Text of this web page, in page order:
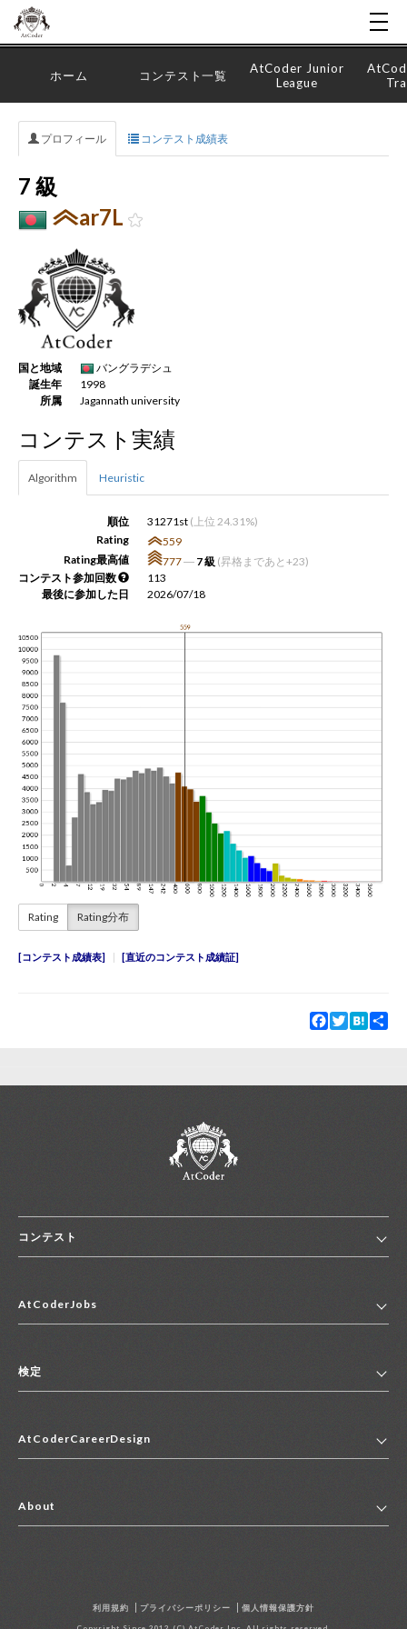
新規登録
ホーム コンテスト一覧
AtCoder Junior
League
プロフィール コンテスト成績表
7 級
ar7L
国と地域
バングラデシュ
誕生年
1998
所属
Jagannath university
コンテスト実績
Algorithm Heuristic
順位 31271st (上位 24.31%)
Rating
559
Rating最高値
777― 7 級 (昇格まであと+23)
コンテスト参加回数
113
最後に参加した日
2026/07/18
Rating Rating分布
コンテスト成績表 直近のコンテスト成績証
Facebook
TwitterHatena
コンテスト
コンテスト一覧
便利リンク集
AtCoderJobs
2027年新卒採用求人一覧
中途採用求人一覧
アルバイト求人一覧
その他求人一覧
検定
マイページ
AtCoderCareerDesign
About
利用規約 プライバシーポリシー 個人情報保護方針